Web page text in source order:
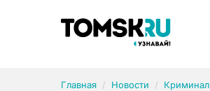
Главная Новости Криминал
Рубрики